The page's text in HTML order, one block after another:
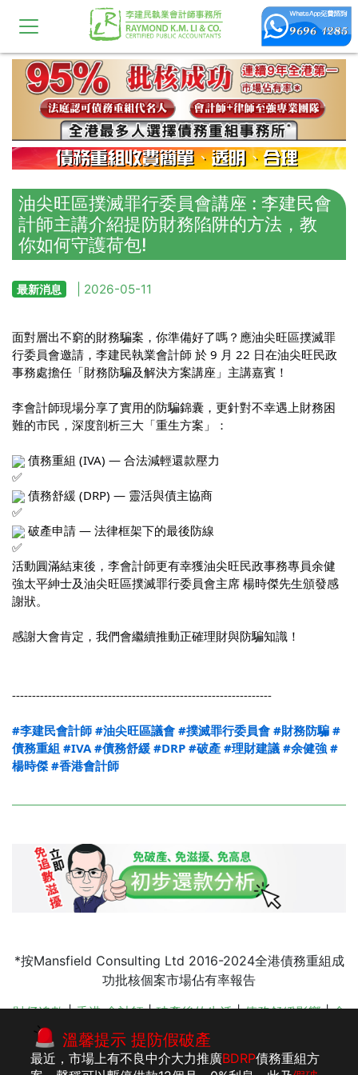
油尖旺區撲滅罪行委員會講座 : 李建民會
計師主講介紹提防財務陷阱的方法，教
你如何守護荷包!
最新消息 | 2026-05-11
面對層出不窮的財務騙案，你準備好了嗎？應油尖旺區撲滅罪
行委員會邀請，李建民執業會計師 於 9 月 22 日在油尖旺民政
事務處擔任「財務防騙及解決方案講座」主講嘉賓！
李會計師現場分享了實用的防騙錦囊，更針對不幸遇上財務困
難的市民，深度剖析三大「重生方案」：
債務重組 (IVA) — 合法減輕還款壓力
債務舒緩 (DRP) — 靈活與債主協商
破產申請 — 法律框架下的最後防線
活動圓滿結束後，李會計師更有幸獲油尖旺民政事務專員余健
強太平紳士及油尖旺區撲滅罪行委員會主席 楊時傑先生頒發感
謝狀。
感謝大會肯定，我們會繼續推動正確理財與防騙知識！
-----------------------------------------------------------------
#李建民會計師 #油尖旺區議會 #撲滅罪行委員會 #財務防騙 #
債務重組 #IVA #債務舒緩 #DRP #破產 #理財建議 #余健強 #
楊時傑 #香港會計師
*按Mansfield Consulting Ltd 2016-2024全港債務重組成
功批核個案市場佔有率報告
財仔追數|香港 會計師|破產後的生活|債務舒緩影響|會
計師事務所 |會計服務 收費|追數公司手法
建民 會計師|IVA 債務重組
溫馨提示 提防假破產
最近，市場上有不良中介大力推廣BDRP債務重組方